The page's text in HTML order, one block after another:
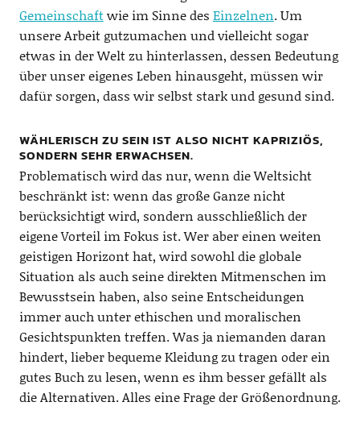
Gemeinschaftwie im Sinne des Einzelnen. Um
unsere Arbeit gutzumachen und vielleicht sogar
etwas in der Welt zu hinterlassen, dessen Bedeutung
über unser eigenes Leben hinausgeht, müssen wir
dafür sorgen, dass wir selbst stark und gesund sind.
WÄHLERISCH ZU SEIN IST ALSO NICHT KAPRIZIÖS,
SONDERN SEHR ERWACHSEN.
Problematisch wird das nur, wenn die Weltsicht
beschränkt ist: wenn das große Ganze nicht
berücksichtigt wird, sondern ausschließlich der
eigene Vorteil im Fokus ist. Wer aber einen weiten
geistigen Horizont hat, wird sowohl die globale
Situation als auch seine direkten Mitmenschen im
Bewusstsein haben, also seine Entscheidungen
immer auch unter ethischen und moralischen
Gesichtspunkten treffen. Was ja niemanden daran
hindert, lieber bequeme Kleidung zu tragen oder ein
gutes Buch zu lesen, wenn es ihm besser gefällt als
die Alternativen. Alles eine Frage der Größenordnung.